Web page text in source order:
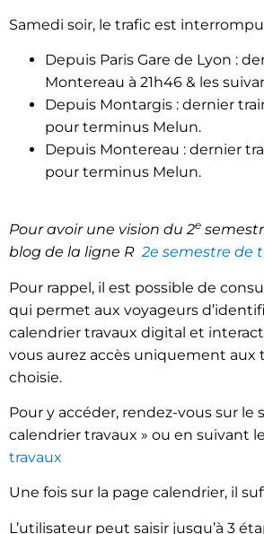
Samedi soir, le trafic est
Depuis Paris Gare de Lyon :
Montereau à 21h46 & les
Depuis Montargis : dernier
pour terminus Melun.
Depuis Montereau : dernier
pour terminus Melun.
Pour avoir une vision du 2e
blog de la ligne R2e semestre de
Pour rappel, il est possible de
qui permet aux voyageurs
calendrier travaux digital et
vous aurez accès uniquement aux
choisie.
Pour y accéder, rendez-vous sur le
calendrier travaux » ou en suivant
travaux
Une fois sur la page calendrier, il
L’utilisateur peut saisir jusqu’à 3